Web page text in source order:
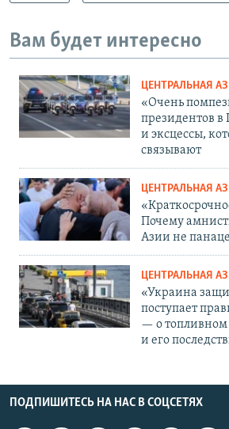
Вам будет интересно
ЦЕНТРАЛЬНАЯ
«Очень
президентов в
и эксцессы,
связывают
ЦЕНТРАЛЬНАЯ
Почему
Азии не
ЦЕНТРАЛЬНАЯ
«Украина
поступает
— о топливном
и его
ПОДПИШИТЕСЬ НА НАС В СОЦСЕТЯХ